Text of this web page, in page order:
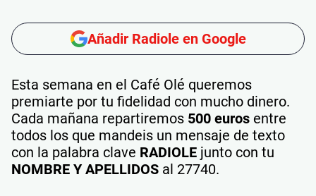
Añadir Radiole en Google
Esta semana en el Café Olé queremos
premiarte por tu fidelidad con mucho dinero.
Cada mañana repartiremos 500 euros entre
todos los que mandeis un mensaje de texto
con la palabra clave RADIOLE junto con tu
NOMBRE Y APELLIDOS al 27740.